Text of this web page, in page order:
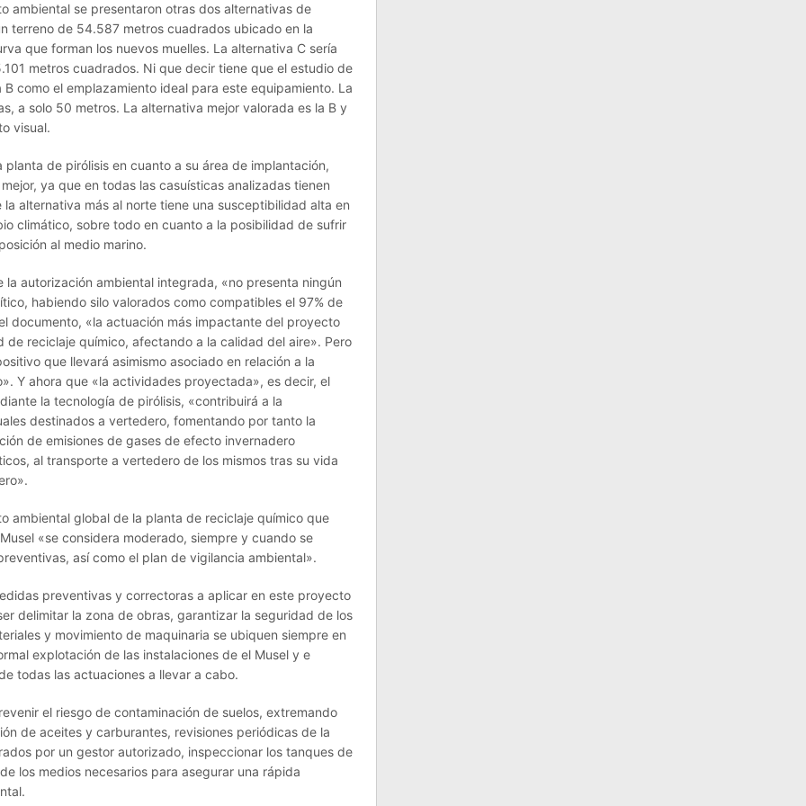
ambiental se presentaron otras dos alternativas de
terreno de 54.587 metros cuadrados ubicado en la
que forman los nuevos muelles. La alternativa C sería
metros cuadrados. Ni que decir tiene que el estudio de
como el emplazamiento ideal para este equipamiento. La
a solo 50 metros. La alternativa mejor valorada es la B y
visual.
de pirólisis en cuanto a su área de implantación,
ya que en todas las casuísticas analizadas tienen
alternativa más al norte tiene una susceptibilidad alta en
climático, sobre todo en cuanto a la posibilidad de sufrir
al medio marino.
autorización ambiental integrada, «no presenta ningún
habiendo silo valorados como compatibles el 97% de
documento, «la actuación más impactante del proyecto
reciclaje químico, afectando a la calidad del aire». Pero
que llevará asimismo asociado en relación a la
Y ahora que «la actividades proyectada», es decir, el
la tecnología de pirólisis, «contribuirá a la
destinados a vertedero, fomentando por tanto la
de emisiones de gases de efecto invernadero
al transporte a vertedero de los mismos tras su vida
ambiental global de la planta de reciclaje químico que
«se considera moderado, siempre y cuando se
así como el plan de vigilancia ambiental».
preventivas y correctoras a aplicar en este proyecto
delimitar la zona de obras, garantizar la seguridad de los
y movimiento de maquinaria se ubiquen siempre en
explotación de las instalaciones de el Musel y e
todas las actuaciones a llevar a cabo.
el riesgo de contaminación de suelos, extremando
de aceites y carburantes, revisiones periódicas de la
por un gestor autorizado, inspeccionar los tanques de
los medios necesarios para asegurar una rápida